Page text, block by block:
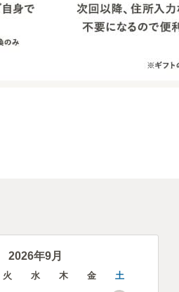
2026年9月
火 水 木 金 土